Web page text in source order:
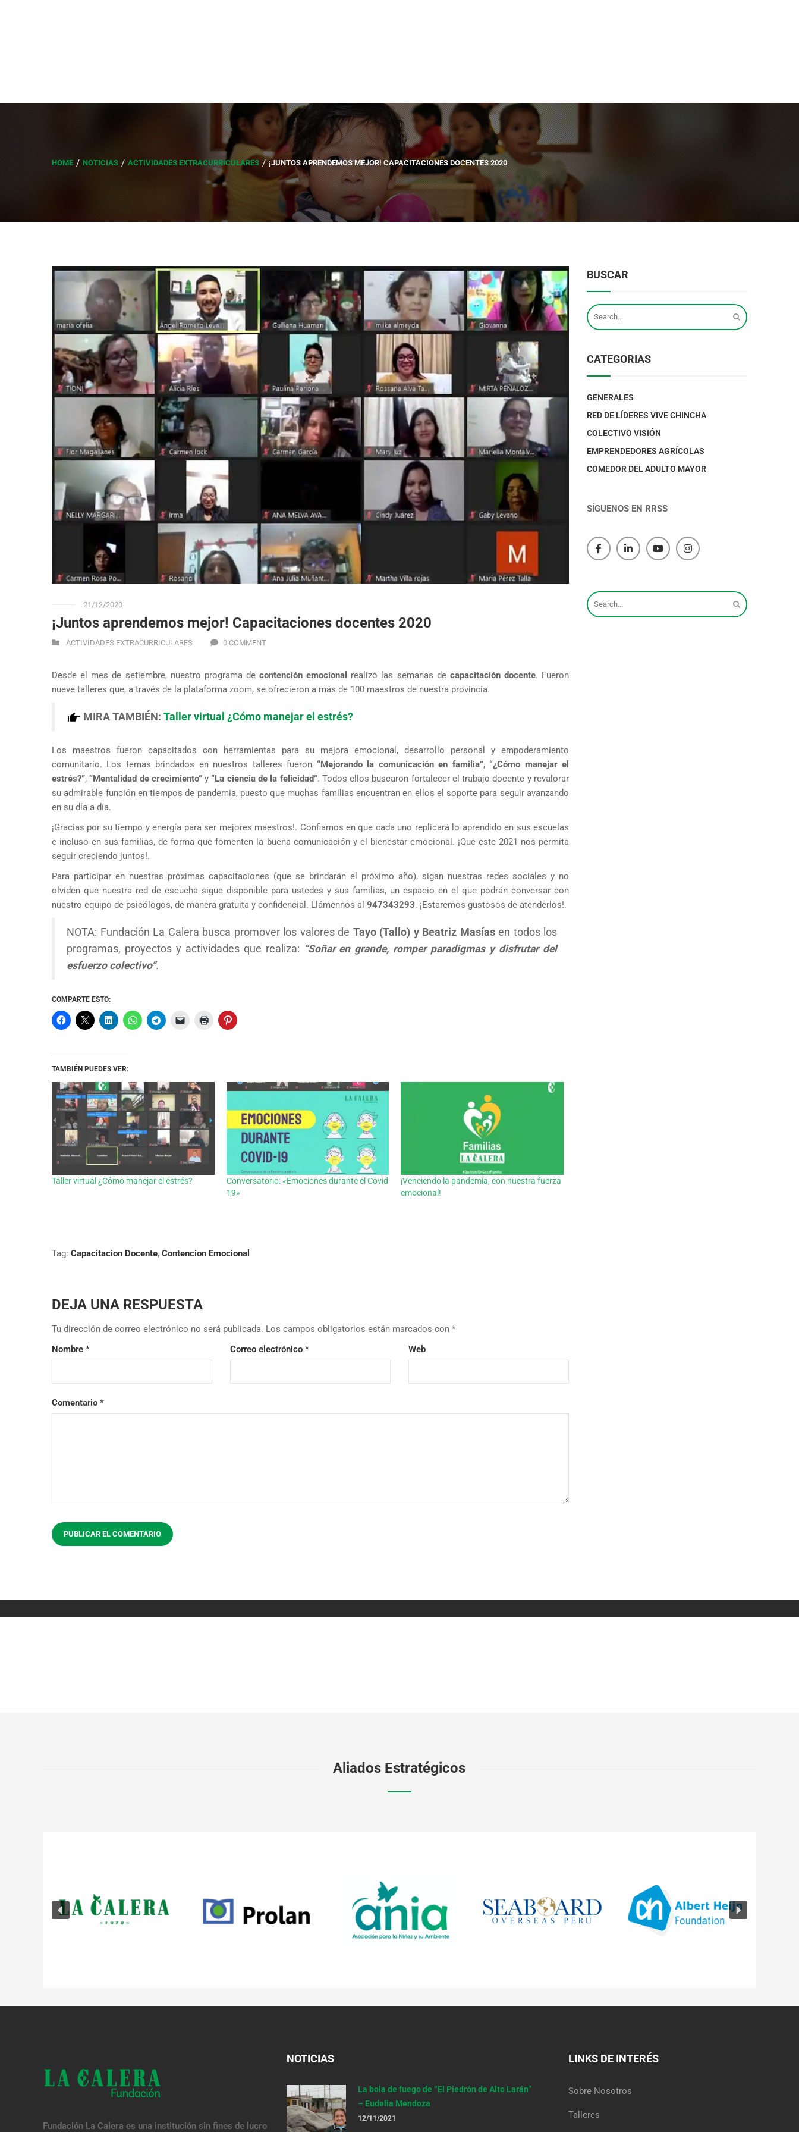
HOME NOTICIAS ACTIVIDADES EXTRACURRICULARES ¡JUNTOS APRENDEMOS MEJOR! CAPACITACIONES DOCENTES 2020
21/12/2020
¡Juntos aprendemos mejor! Capacitaciones docentes 2020
ACTIVIDADES EXTRACURRICULARES 0 COMMENT
Desde el mes de setiembre, nuestro programa de contención emocional realizó las semanas de capacitación docente. Fueron
nueve talleres que, a través de la plataforma zoom, se ofrecieron a más de 100 maestros de nuestra provincia.
MIRA TAMBIÉN: Taller virtual ¿Cómo manejar el estrés?
Los maestros fueron capacitados con herramientas para su mejora emocional, desarrollo personal y empoderamiento
comunitario. Los temas brindados en nuestros talleres fueron “Mejorando la comunicación en familia”,“¿Cómo manejar el
estrés?”,“Mentalidad de crecimiento”y“La ciencia de la felicidad”. Todos ellos buscaron fortalecer el trabajo docente y revalorar
su admirable función en tiempos de pandemia, puesto que muchas familias encuentran en ellos el soporte para seguir avanzando
en su día a día.
¡Gracias por su tiempo y energía para ser mejores maestros!. Confiamos en que cada uno replicará lo aprendido en sus escuelas
e incluso en sus familias, de forma que fomenten la buena comunicación y el bienestar emocional. ¡Que este 2021 nos permita
seguir creciendo juntos!.
Para participar en nuestras próximas capacitaciones (que se brindarán el próximo año), sigan nuestras redes sociales y no
olviden que nuestra red de escucha sigue disponible para ustedes y sus familias, un espacio en el que podrán conversar con
nuestro equipo de psicólogos, de manera gratuita y confidencial. Llámennos al 947343293. ¡Estaremos gustosos de atenderlos!.
NOTA: Fundación La Calera busca promover los valores de Tayo (Tallo) y Beatriz Masíasen todos los
programas, proyectos y actividades que realiza: “Soñar en grande, romper paradigmas y disfrutar del
esfuerzo colectivo”.
COMPARTE ESTO:
TAMBIÉN PUEDES VER:
Taller virtual ¿Cómo manejar el estrés?
Conversatorio: «Emociones durante el Covid
19»
¡Venciendo la pandemia, con nuestra fuerza
emocional!
Tag: Capacitacion Docente, Contencion Emocional
DEJA UNA RESPUESTA
Tu dirección de correo electrónico no será publicada. Los campos obligatorios están marcados con *
Nombre * Correo electrónico * Web
Comentario *
BUSCAR
CATEGORIAS
GENERALES
RED DE LÍDERES VIVE CHINCHA
COLECTIVO VISIÓN
EMPRENDEDORES AGRÍCOLAS
COMEDOR DEL ADULTO MAYOR
SÍGUENOS EN RRSS
Aliados Estratégicos
Fundación La Calera es una institución sin fines de lucro
NOTICIAS
La bola de fuego de “El Piedrón de Alto Larán”
– Eudelia Mendoza
12/11/2021
LINKS DE INTERÉS
Sobre Nosotros
Talleres